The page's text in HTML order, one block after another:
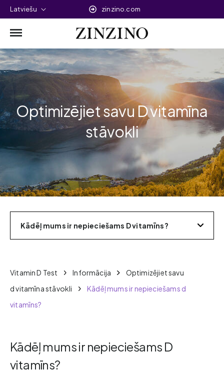
Latviešu zinzino.com
Optimizējiet savu D vitamīna
stāvokli
Kādēļ mums ir nepieciešams D vitamīns?
Vitamin D Test Informācija
Optimizējiet savu
d vitamīna stāvokli
Kādēļ mums ir nepieciešams d
vitamīns?
Kādēļ mums ir nepieciešams D
vitamīns?